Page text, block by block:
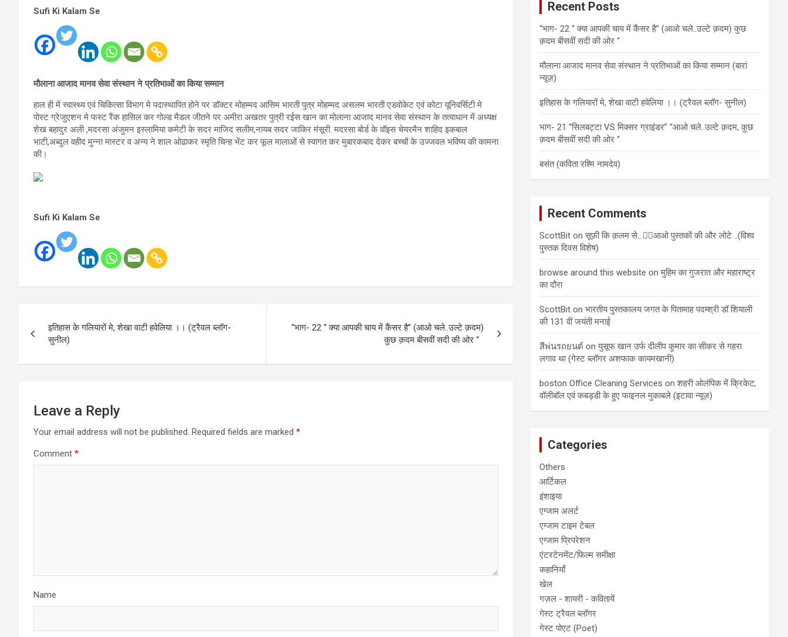
Sufi Ki Kalam Se
मौलाना आजाद मानव सेवा संस्थान ने प्रतिभाओं का किया सम्मान
हाल ही में स्वास्थ्य एवं चिकित्सा विभाग मे पदास्थापित होने पर डॉक्टर मोहम्मद आसिम भारती पुत्र मोहम्मद असलम भारती एडवोकेट एवं कोटा यूनिवर्सिटी मे
पोस्ट ग्रेजुएशन मे फस्ट रैंक हासिल कर गोल्ड मैडल जीतने पर अमीरा अखतर पुत्री रईस खान का मोलाना आजाद मानव सेवा संस्थान के तत्वाधान में अध्यक्ष
शेख बहादुर अली ,मदरसा अंजुमन इस्लामिया कमेटी के सदर माजिद सलीम,नायब सदर जाकिर मंसूरी. मदरसा बोर्ड के वॉइस चेयरमैन शाहिद इकबाल
भाटी,अब्दुल वहीद मुन्ना मास्टर व अन्य ने शाल ओढाकर स्मृति चिन्ह भेंट कर फूल मालाओं से स्वागत कर मुबारकबाद देकर बच्चों के उज्जवल भविष्य की कामना
की।
Sufi Ki Kalam Se
navigation
इतिहास के गलियारों मे, शेखा वाटी हवेलिया ।। (ट्रैवल ब्लॉग-
सुनील)
“भाग- 22 “ क्या आपकी चाय में कैंसर है” (आओ चले..उल्टे क़दम)
कुछ क़दम बीसवीं सदी की ओर “
Leave a Reply
Your email address will not be published. Required fields are marked *
Comment *
Name
Recent Posts
“भाग- 22 “ क्या आपकी चाय में कैंसर है” (आओ चले..उल्टे क़दम) कुछ
क़दम बीसवीं सदी की ओर “
मौलाना आजाद मानव सेवा संस्थान ने प्रतिभाओं का किया सम्मान (बारां
न्यूज़)
इतिहास के गलियारों मे, शेखा वाटी हवेलिया ।। (ट्रैवल ब्लॉग- सुनील)
भाग- 21 “सिलबट्टा VS मिक्सर ग्राइंडर” “आओ चले..उल्टे क़दम, कुछ
क़दम बीसवीं सदी की ओर “
बसंत (कविता रश्मि नामदेव)
Recent Comments
ScottBit onसूफ़ी कि क़लम से…✍🏻आओ पुस्तकों की और लोटे ..(विश्व
पुस्तक दिवस विशेष)
browse around this website onमुहिम का गुजरात और महाराष्ट्र
का दौरा
ScottBit onभारतीय पुस्तकालय जगत के पितामाह पदम्श्री डॉ शियाली
की 131 वीं जयंती मनाई
สีพ่นรถยนต์ onयुसूफ खान उर्फ दीलीप कुमार का सीकर से गहरा
लगाव था (गेस्ट ब्लॉगर अशफाक कायमखानी)
boston Office Cleaning Services onशहरी ओलंपिक में क्रिकेट,
वॉलीबॉल एवं कबड्डी के हुए फाइनल मुकाबले (इटावा न्यूज़)
Categories
Others
आर्टिकल
इंशाइया
एग्जाम अलर्ट
एग्जाम टाइम टेबल
एग्जाम प्रिपरेशन
एंटरटेनमेंट/फिल्म समीक्षा
कहानियाँ
खेल
गज़ल - शायरी - कवितायें
गेस्ट ट्रैवल ब्लॉगर
गेस्ट पोएट (Poet)